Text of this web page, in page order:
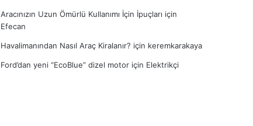
Aracınızın Uzun Ömürlü Kullanımı İçin İpuçları için
Efecan
Havalimanından Nasıl Araç Kiralanır? için keremkarakaya
Ford’dan yeni “EcoBlue” dizel motor için Elektrikçi